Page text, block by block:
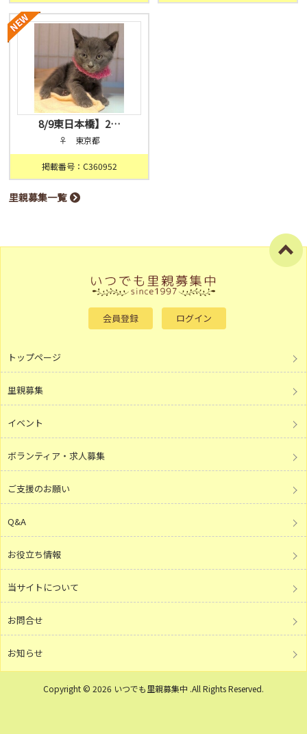
8/9東日本橋】2…
♀ 東京都
掲載番号：C360952
里親募集一覧
会員登録 ログイン
トップページ
里親募集
イベント
ボランティア・求人募集
ご支援のお願い
Q&A
お役立ち情報
当サイトについて
お問合せ
お知らせ
Copyright © 2026 いつでも里親募集中 .All Rights Reserved.